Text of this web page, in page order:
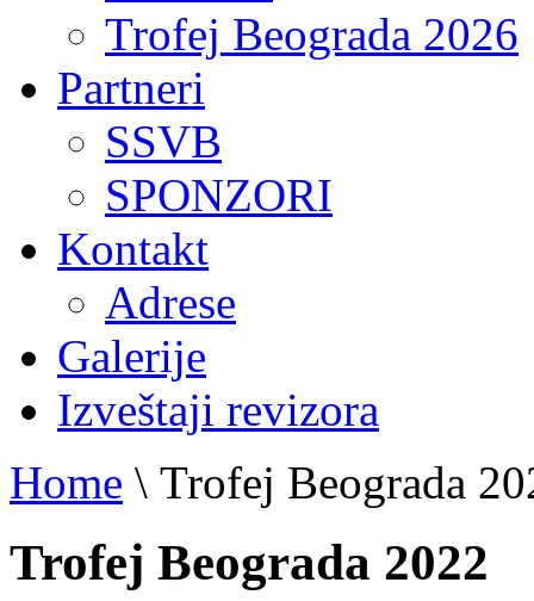
Trofej Beograda 2026
Partneri
SSVB
SPONZORI
Kontakt
Adrese
Galerije
Izveštaji revizora
Home \ Trofej Beograda
Trofej Beograda 2022